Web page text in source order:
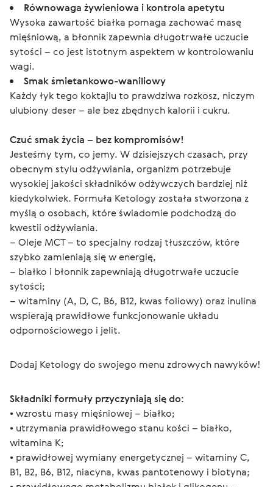
Równowaga żywieniowa i kontrola apetytu
Wysoka zawartość białka pomaga zachować masę
mięśniową, a błonnik zapewnia długotrwałe uczucie
sytości – co jest istotnym aspektem w kontrolowaniu
wagi.
Smak śmietankowo-waniliowy
Każdy łyk tego koktajlu to prawdziwa rozkosz, niczym
ulubiony deser – ale bez zbędnych kalorii i cukru.
Czuć smak życia – bez kompromisów!
Jesteśmy tym, co jemy. W dzisiejszych czasach, przy
obecnym stylu odżywiania, organizm potrzebuje
wysokiej jakości składników odżywczych bardziej niż
kiedykolwiek. Formuła Ketology została stworzona z
myślą o osobach, które świadomie podchodzą do
kwestii odżywiania.
– Oleje MCT – to specjalny rodzaj tłuszczów, które
szybko zamieniają się w energię,
– białko i błonnik zapewniają długotrwałe uczucie
sytości;
– witaminy (A, D, C, B6, B12, kwas foliowy) oraz inulina
wspierają prawidłowe funkcjonowanie układu
odpornościowego i jelit.
Dodaj Ketology do swojego menu zdrowych nawyków!
Składniki formuły przyczyniają się do:
• wzrostu masy mięśniowej – białko;
• utrzymania prawidłowego stanu kości – białko,
witamina K;
• prawidłowej wymiany energetycznej – witaminy C,
B1, B2, B6, B12, niacyna, kwas pantotenowy i biotyna;